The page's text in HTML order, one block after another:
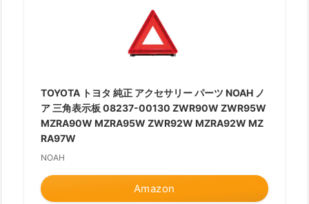
TOYOTA トヨタ 純正 アクセサリー パーツ NOAH ノ
ア 三角表示板 08237-00130 ZWR90W ZWR95W
MZRA90W MZRA95W ZWR92W MZRA92W MZ
RA97W
NOAH
Amazon